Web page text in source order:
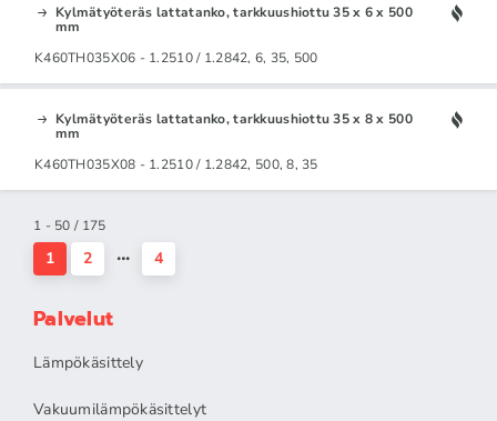
Kylmätyöteräs lattatanko, tarkkuushiottu 35 x 6 x 500
mm
K460TH035X06 - 1.2510 / 1.2842, 6, 35, 500
Kylmätyöteräs lattatanko, tarkkuushiottu 35 x 8 x 500
mm
K460TH035X08 - 1.2510 / 1.2842, 500, 8, 35
1 - 50 / 175
1 2 4
Palvelut
Lämpökäsittely
Vakuumilämpökäsittelyt